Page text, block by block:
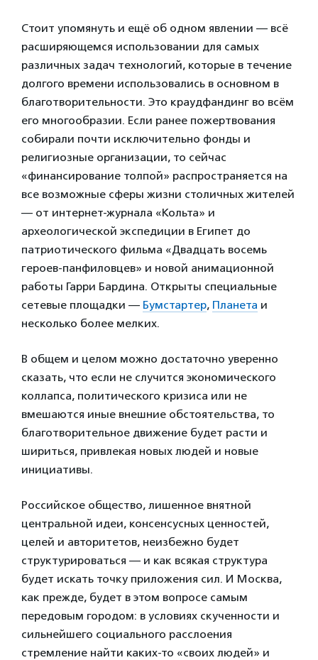
Стоит упомянуть и ещё об одном явлении — всё
расширяющемся использовании для самых
различных задач технологий, которые в течение
долгого времени использовались в основном в
благотворительности. Это краудфандинг во всём
его многообразии. Если ранее пожертвования
собирали почти исключительно фонды и
религиозные организации, то сейчас
«финансирование толпой» распространяется на
все возможные сферы жизни столичных жителей
— от интернет-журнала «Кольта» и
археологической экспедиции в Египет до
патриотического фильма «Двадцать восемь
героев-панфиловцев» и новой анимационной
работы Гарри Бардина. Открыты специальные
сетевые площадки — Бумстартер, Планета и
несколько более мелких.
В общем и целом можно достаточно уверенно
сказать, что если не случится экономического
коллапса, политического кризиса или не
вмешаются иные внешние обстоятельства, то
благотворительное движение будет расти и
шириться, привлекая новых людей и новые
инициативы.
Российское общество, лишенное внятной
центральной идеи, консенсусных ценностей,
целей и авторитетов, неизбежно будет
структурироваться — и как всякая структура
будет искать точку приложения сил. И Москва,
как прежде, будет в этом вопросе самым
передовым городом: в условиях скученности и
сильнейшего социального расслоения
стремление найти каких-то «своих людей» и